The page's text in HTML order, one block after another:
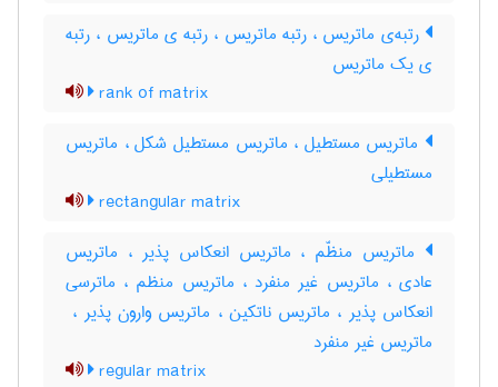
رتبه‌ی ماتریس ، رتبه ماتریس ، رتبه ی ماتریس ، رتبه
ی یک ماتریس
rank of matrix
ماتریس مستطیل ، ماتریس مستطیل شکل ، ماتریس
مستطیلی
rectangular matrix
ماتریس منظّم ، ماتریس انعکاس پذیر ، ماتریس
عادی ، ماتریس غیر منفرد ، ماتریس منظم ، ماترسی
انعکاس پذیر ، ماتریس ناتکین ، ماتریس وارون پذیر ، ‌
ماتریس غیر منفرد
regular matrix